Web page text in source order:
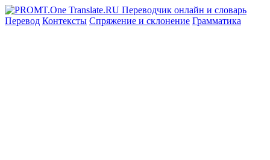
Перевод Контексты Спряжение и склонение Грамматика